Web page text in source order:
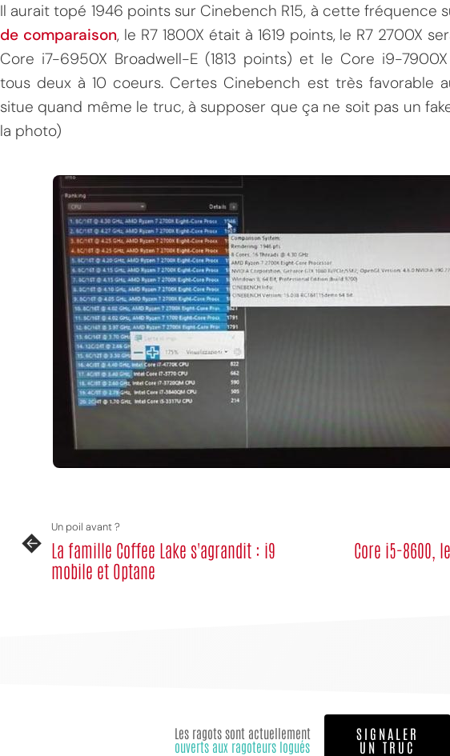
Il aurait topé 1946 points sur Cinebench R15, à cette fréquence
de comparaison, le R7 1800X était à 1619 points, le R7 2700X
Core i7-6950X Broadwell-E (1813 points) et le Core i9-
tous deux à 10 coeurs. Certes Cinebench est très favorable
situe quand même le truc, à supposer que ça ne soit pas un
la photo)
Un poil avant ?
La famille Coffee Lake s'agrandit : i9
mobile et Optane
Core i5-8600,
Les ragots sont actuellement
ouverts aux ragoteurs logués
SIGNALER
UN TRUC